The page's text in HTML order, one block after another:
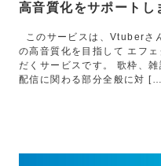
高音質化をサポートし
このサービスは、Vtuberさ
の高音質化を目指して エフ
だくサービスです。 歌枠、
配信に関わる部分全般に対